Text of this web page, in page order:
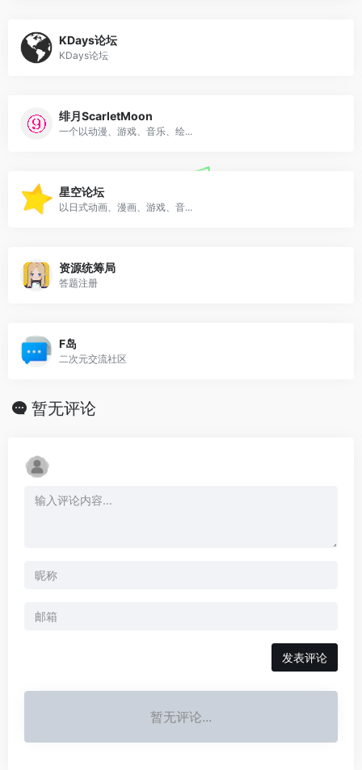
KDays论坛
KDays论坛
绯月ScarletMoon
一个以动漫、游戏、音乐、绘...
星空论坛
以日式动画、漫画、游戏、音...
资源统筹局
答题注册
F岛
二次元交流社区
暂无评论
发表评论
暂无评论...